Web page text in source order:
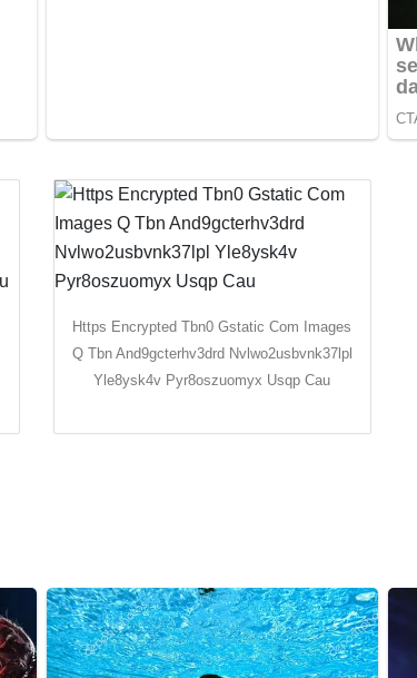
Https Encrypted Tbn0 Gstatic Com Images
Q Tbn And9gcterhv3drd Nvlwo2usbvnk37lpl
Yle8ysk4v Pyr8oszuomyx Usqp Cau